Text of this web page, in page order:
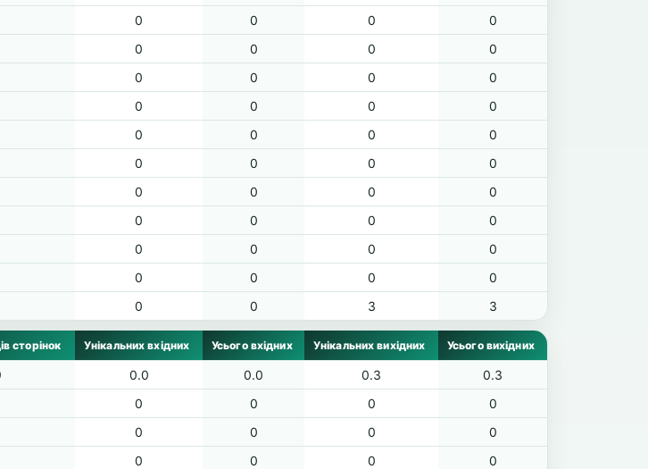
0 0 0
0
0 0 0
0
0 0 0
0
0 0 0
0
0 0 0
0
0 0 0
0
0 0 0
0
0 0 0
0
0 0 0
0
0 0 0
0
0 0 3 3
сторінок Унікальних вхідних Усього вхідних Унікальних вихідних Усього вихідних
0.0 0.0 0.3
0.3
0 0 0
0
0 0 0
0
0 0 0
0